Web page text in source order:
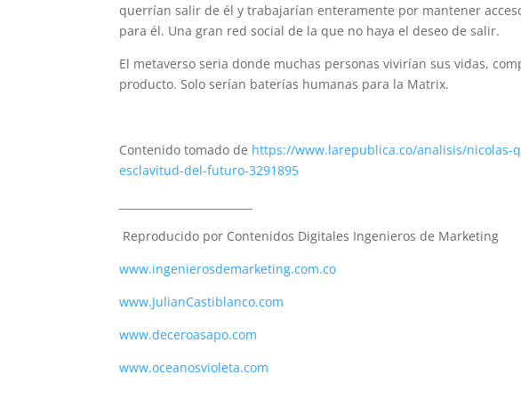
querrían salir de él y trabajarían enteramente por mantener
para él. Una gran red social de la que no haya el deseo de salir.
El metaverso seria donde muchas personas vivirían sus vidas,
producto. Solo serían baterías humanas para la Matrix.
Contenido tomado de https://www.larepublica.co/analisis/nicolas-
esclavitud-del-futuro-3291895
Reproducido por Contenidos Digitales Ingenieros de Marketing
www.ingenierosdemarketing.com.co
www.JulianCastiblanco.com
www.deceroasapo.com
www.oceanosvioleta.com